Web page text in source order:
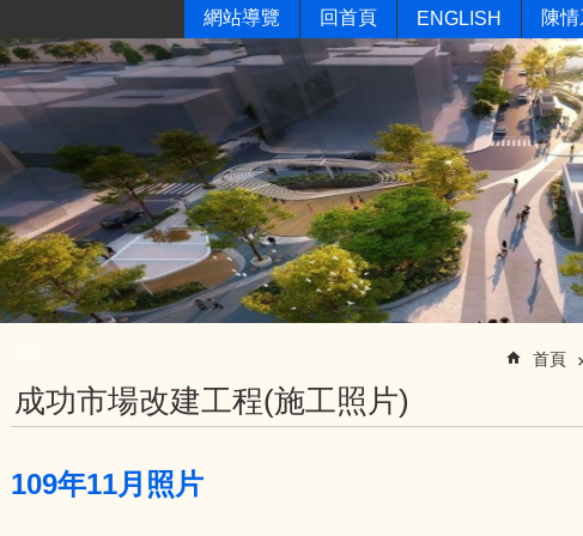
網站導覽 回首頁 ENGLISH 陳
首頁
成功市場改建工程(施工照片)
109年11月照片